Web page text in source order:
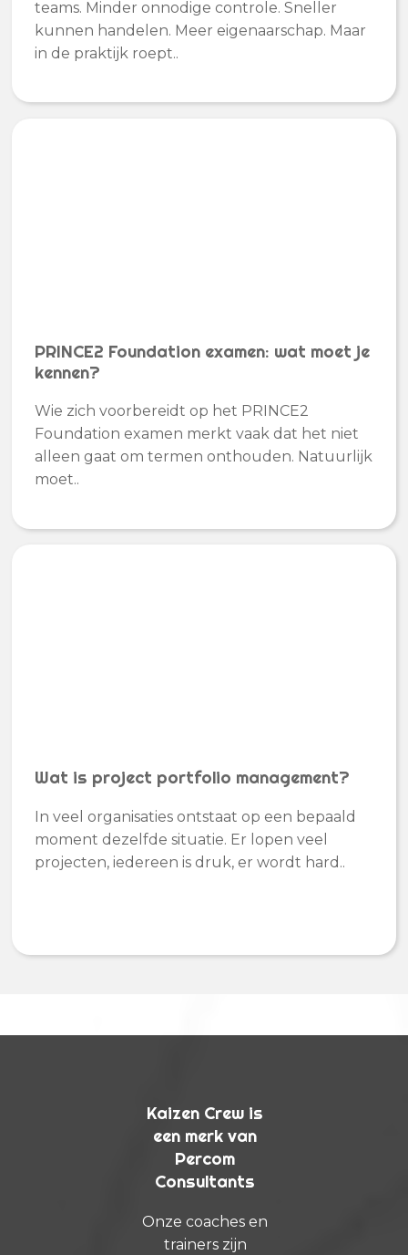
teams. Minder onnodige controle. Sneller
kunnen handelen. Meer eigenaarschap. Maar
in de praktijk roept..
PRINCE2 Foundation examen: wat moet je
kennen?
Wie zich voorbereidt op het PRINCE2
Foundation examen merkt vaak dat het niet
alleen gaat om termen onthouden. Natuurlijk
moet..
Wat is project portfolio management?
In veel organisaties ontstaat op een bepaald
moment dezelfde situatie. Er lopen veel
projecten, iedereen is druk, er wordt hard..
Kaizen Crew is
een merk van
Percom
Consultants
Onze coaches en
trainers zijn